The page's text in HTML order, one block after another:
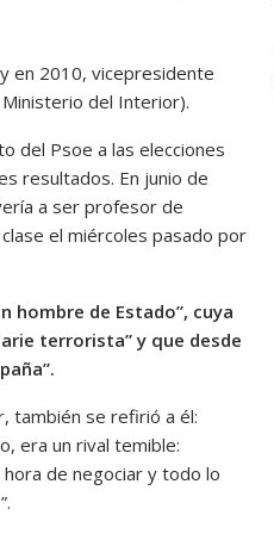
en 2010, vicepresidente
del Interior).
del Psoe a las elecciones
resultados. En junio de
a ser profesor de
el miércoles pasado por
hombre de Estado”, cuya
terrorista” y que desde
también se refirió a él:
era un rival temible:
de negociar y todo lo